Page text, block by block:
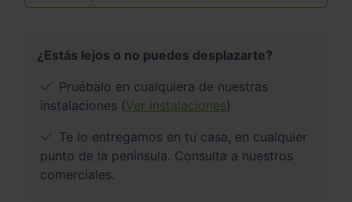
¿Estás lejos o no puedes desplazarte?
Pruébalo en cualquiera de nuestras
instalaciones (Ver instalaciones)
Te lo entregamos en tu casa, en cualquier
punto de la península. Consulta a nuestros
comerciales.